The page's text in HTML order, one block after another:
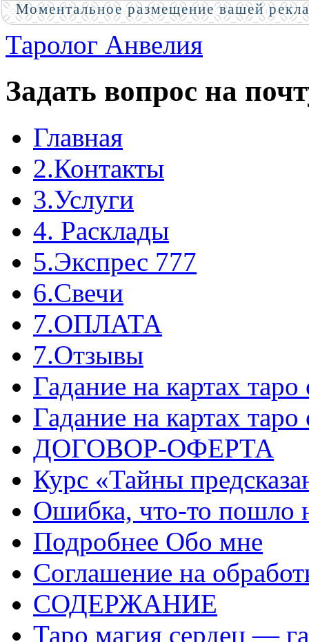
Таролог Анвелия
Задать вопрос на
Главная
2.Контакты
3.Услуги
4. Расклады
5.Экспрес 777
6.Свечи
7.ОПЛАТА
7.Отзывы
Гадание на картах
Гадание на картах
ДОГОВОР-ОФЕРТА
Курс «Тайны
Ошибка, что-то пошло
Подробнее Обо мне
Соглашение на
СОДЕРЖАНИЕ
Таро магия сердец —
Моментальное размещение вашей